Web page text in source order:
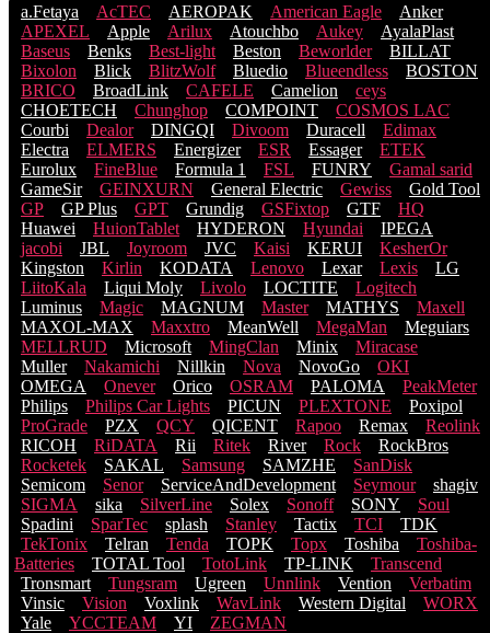
a.Fetaya AcTEC AEROPAK American Eagle
Anker
APEXEL
Apple Arilux Atouchbo Aukey
AyalaPlast
Baseus
Benks Best-light Beston Beworlder
BILLAT
Bixolon
Blick BlitzWolf Bluedio Blueendless
BOSTON
BRICO
BroadLink CAFELE Camelion
ceys
CHOETECH
Chunghop COMPOINT
COSMOS LACֹ
Courbi
Dealor DINGQI Divoom Duracell
Edimax
Electra
ELMERS Energizer ESR Essager
ETEK
Eurolux
FineBlue Formula 1 FSL FUNRY
Gamal sarid
GameSir
GEINXURN General Electric Gewiss
Gold Tool
GP
GP Plus GPT Grundig GSFixtop GTF
HQ
Huawei
HuionTablet HYDERON Hyundai
IPEGA
jacobi
JBL Joyroom JVC Kaisi KERUI
KesherOr
Kingston
Kirlin KODATA Lenovo Lexar Lexis
LG
LiitoKala
Liqui Moly Livolo LOCTITE
Logitech
Luminus
Magic MAGNUM Master MATHYS
Maxell
MAXOL-MAX
Maxxtro MeanWell MegaMan
Meguiars
MELLRUD
Microsoft MingClan Minix
Miracase
Muller
Nakamichi Nillkin Nova NovoGo
OKI
OMEGA
Onever Orico OSRAM PALOMA
PeakMeter
Philips
Philips Car Lights PICUN PLEXTONE
Poxipol
ProGrade
PZX QCY QICENT Rapoo Remax
Reolink
RICOH
RiDATA Rii Ritek River Rock
RockBros
Rocketek
SAKAL Samsung SAMZHE
SanDisk
Semicom
Senor ServiceAndDevelopment Seymour
shagiv
SIGMA
sika SilverLine Solex Sonoff SONY
Soul
Spadini
SparTec splash Stanley Tactix TCI
TDK
TekTonix
Telran Tenda TOPK Topx Toshiba
Toshiba-
Batteries
TOTAL Tool TotoLink TP-LINK
Transcend
Tronsmart
Tungsram Ugreen Unnlink Vention
Verbatim
Vinsic
Vision Voxlink WavLink Western Digital
WORX
Yale
YCCTEAM YI ZEGMAN